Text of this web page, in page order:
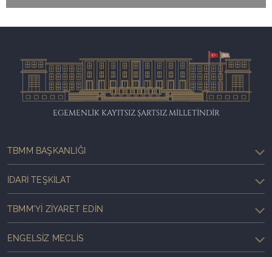
EGEMENLİK KAYITSIZ ŞARTSIZ MİLLETİNDİR
TBMM BAŞKANLIĞI
İDARI TEŞKILAT
TBMM'YI ZIYARET EDIN
ENGELSIZ MECLIS